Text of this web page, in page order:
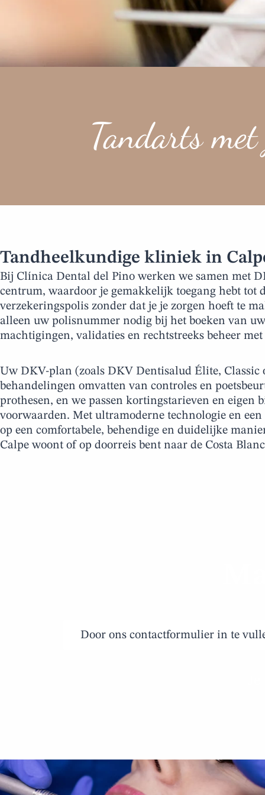
Tandarts
Tandheelkundige kliniek in
Bij Clínica Dental del Pino werken we samen met
centrum, waardoor je gemakkelijk toegang hebt tot
verzekeringspolis zonder dat je je zorgen hoeft te
alleen uw polisnummer nodig bij het boeken van
machtigingen, validaties en rechtstreeks beheer
Uw DKV-plan (zoals DKV Dentisalud Élite, Classic
behandelingen omvatten van controles en
prothesen, en we passen kortingstarieven en eigen
voorwaarden. Met ultramoderne technologie en
op een comfortabele, behendige en duidelijke
Calpe woont of op doorreis bent naar de Costa
Door ons contactformulier in te